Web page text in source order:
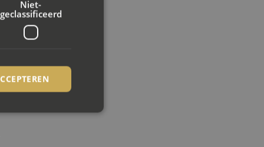
Niet-
geclassificeerd